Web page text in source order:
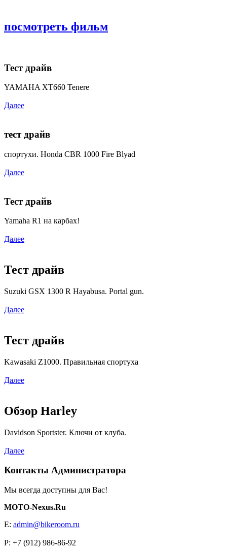
посмотреть фильм
Тест драйв
YAMAHA XT660 Tenere
Далее
тест драйв
спортухи. Honda CBR 1000 Fire Blyad
Далее
Тест драйв
Yamaha R1 на карбах!
Далее
Тест драйв
Suzuki GSX 1300 R Hayabusa. Portal gun.
Далее
Тест драйв
Kawasaki Z1000. Правильная спортуха
Далее
Обзор Harley
Davidson Sportster. Ключи от клуба.
Далее
Контакты Администратора
Мы всегда доступны для Вас!
MOTO-Nexus.Ru
E: admin@bikeroom.ru
P: +7 (912) 986-86-92